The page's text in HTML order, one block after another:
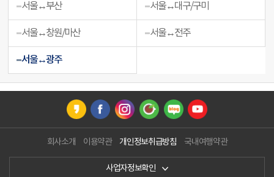
서울↔부산 서울↔대구/구미
서울↔창원/마산 서울↔전주
서울↔광주
회사소개 이용약관 개인정보취급방침 국내여행약관
사업자정보확인